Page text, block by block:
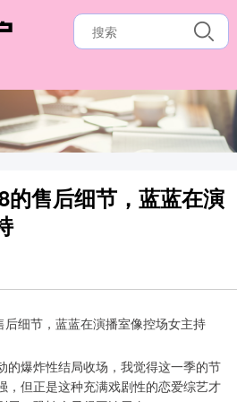
的售后细节，蓝蓝在演
的爆炸性结局收场，我觉得这一季的节
，但正是这种充满戏剧性的恋爱综艺才